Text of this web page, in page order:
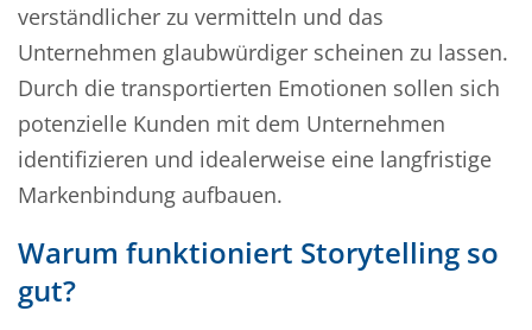
verständlicher zu vermitteln und das
Unternehmen glaubwürdiger scheinen zu lassen.
Durch die transportierten Emotionen sollen sich
potenzielle Kunden mit dem Unternehmen
identifizieren und idealerweise eine langfristige
Markenbindung aufbauen.
Warum funktioniert Storytelling so
gut?